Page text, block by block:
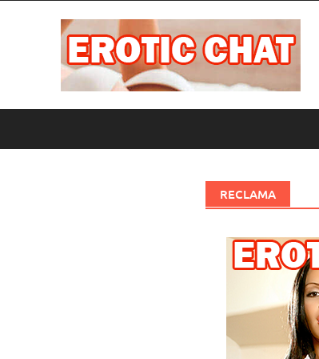
RECLAMA